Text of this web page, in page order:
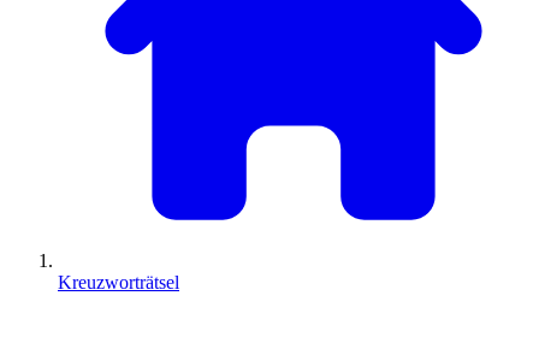
Kreuzworträtsel